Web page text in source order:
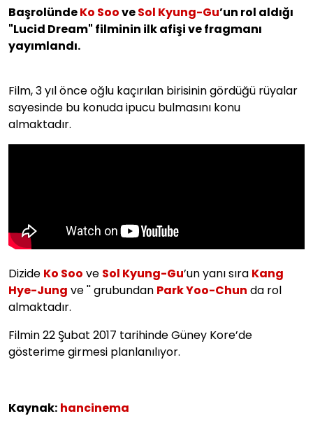
BaşrolündeKo SooveSol Kyung-Gu’un rol aldığı
"Lucid Dream" filminin ilk afişi ve fragmanı
yayımlandı.
Film, 3 yıl önce oğlu kaçırılan birisinin gördüğü rüyalar
sayesinde bu konuda ipucu bulmasını konu
almaktadır.
Dizide Ko Soo ve Sol Kyung-Gu’un yanı sıra Kang
Hye-Jung ve '' grubundan Park Yoo-Chun da rol
almaktadır.
Filmin 22 Şubat 2017 tarihinde Güney Kore’de
gösterime girmesi planlanılıyor.
Kaynak: hancinema